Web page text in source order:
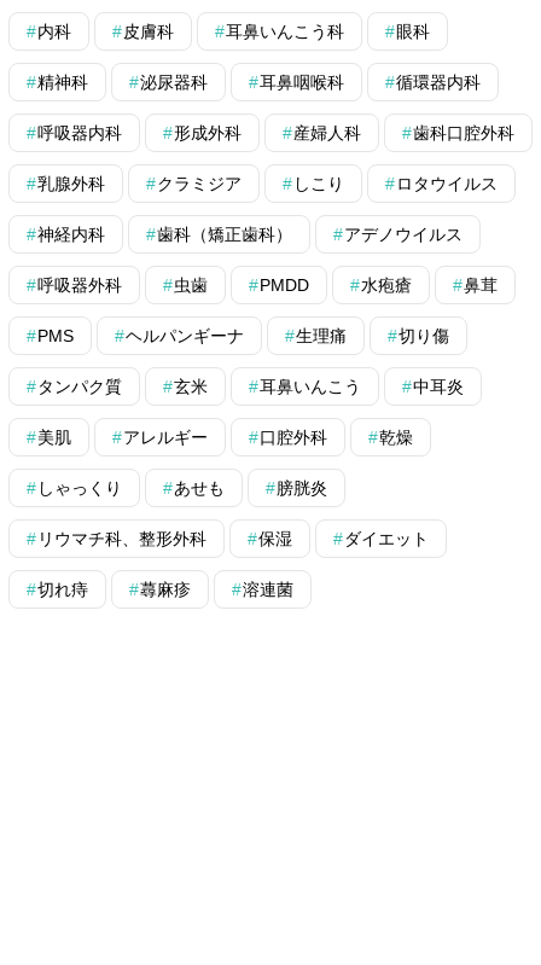
内科 皮膚科 耳鼻いんこう科 眼科
精神科 泌尿器科 耳鼻咽喉科 循環器内科
呼吸器内科 形成外科 産婦人科 歯科口腔外科
乳腺外科 クラミジア しこり ロタウイルス
神経内科 歯科（矯正歯科） アデノウイルス
呼吸器外科 虫歯 PMDD 水疱瘡 鼻茸
PMS ヘルパンギーナ 生理痛 切り傷
タンパク質 玄米 耳鼻いんこう 中耳炎
美肌 アレルギー 口腔外科 乾燥
しゃっくり あせも 膀胱炎
リウマチ科、整形外科 保湿 ダイエット
切れ痔 蕁麻疹 溶連菌